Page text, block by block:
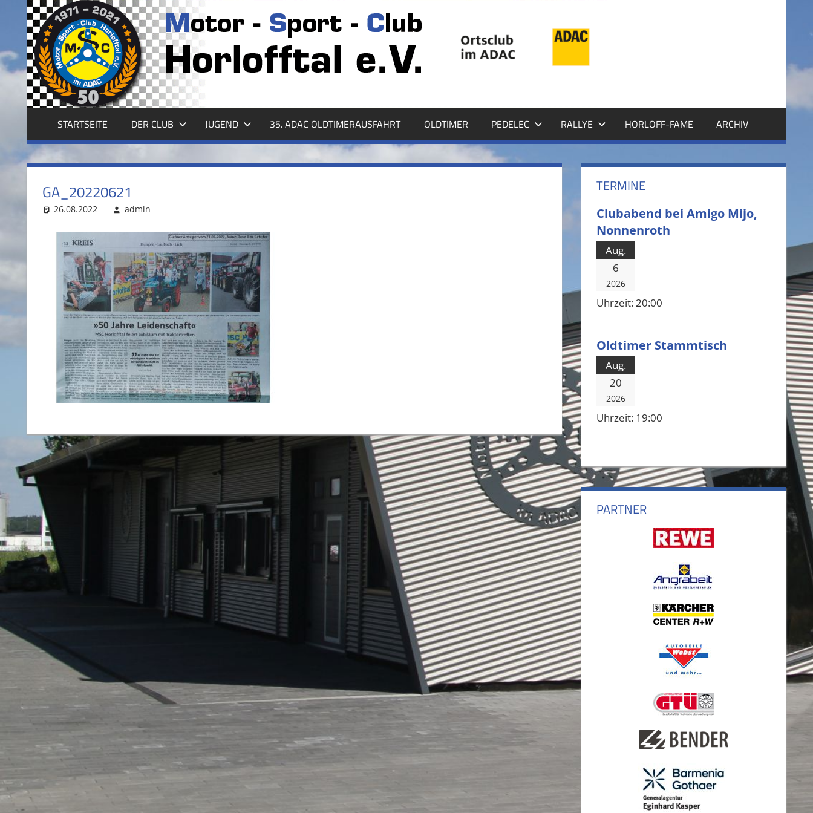
springen MSC
HORLOFFTAL
E.V.
STARTSEITE DER CLUB JUGEND 35. ADAC OLDTIMERAUSFAHRT OLDTIMER PEDELEC RALLYE HORLOFF-FAME ARCHIV
GA_20220621
26.08.2022 admin
TERMINE
Clubabend bei Amigo Mijo,
Nonnenroth
Aug.
6
2026
Uhrzeit: 20:00
Oldtimer Stammtisch
Aug.
20
2026
Uhrzeit: 19:00
PARTNER